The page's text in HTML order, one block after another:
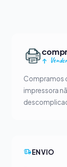
Compramos
impressora
ENVIO